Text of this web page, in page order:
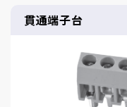
貫通端子台